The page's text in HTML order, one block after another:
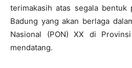
terimakasih atas segala bentuk
Badung yang akan berlaga
Nasional (PON) XX di
mendatang.